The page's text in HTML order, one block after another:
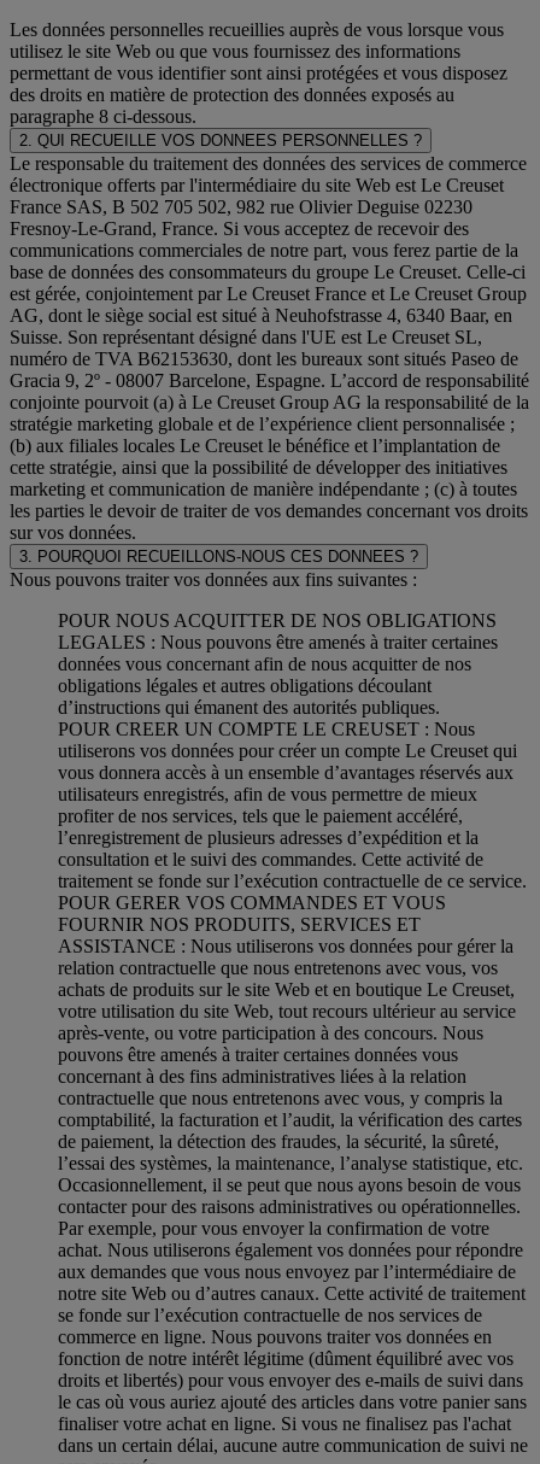
Les données personnelles recueillies auprès de vous lorsque vous
utilisez le site Web ou que vous fournissez des informations
permettant de vous identifier sont ainsi protégées et vous disposez
des droits en matière de protection des données exposés au
paragraphe 8 ci-dessous.
2. QUI RECUEILLE VOS DONNEES PERSONNELLES ?
Le responsable du traitement des données des services de commerce
électronique offerts par l'intermédiaire du site Web est Le Creuset
France SAS, B 502 705 502, 982 rue Olivier Deguise 02230
Fresnoy-Le-Grand, France. Si vous acceptez de recevoir des
communications commerciales de notre part, vous ferez partie de la
base de données des consommateurs du groupe Le Creuset. Celle-ci
est gérée, conjointement par Le Creuset France et Le Creuset Group
AG, dont le siège social est situé à Neuhofstrasse 4, 6340 Baar, en
Suisse. Son représentant désigné dans l'UE est Le Creuset SL,
numéro de TVA B62153630, dont les bureaux sont situés Paseo de
Gracia 9, 2º - 08007 Barcelone, Espagne. L’accord de responsabilité
conjointe pourvoit (a) à Le Creuset Group AG la responsabilité de la
stratégie marketing globale et de l’expérience client personnalisée ;
(b) aux filiales locales Le Creuset le bénéfice et l’implantation de
cette stratégie, ainsi que la possibilité de développer des initiatives
marketing et communication de manière indépendante ; (c) à toutes
les parties le devoir de traiter de vos demandes concernant vos droits
sur vos données.
3. POURQUOI RECUEILLONS-NOUS CES DONNEES ?
Nous pouvons traiter vos données aux fins suivantes :
POUR NOUS ACQUITTER DE NOS OBLIGATIONS
LEGALES : Nous pouvons être amenés à traiter certaines
données vous concernant afin de nous acquitter de nos
obligations légales et autres obligations découlant
d’instructions qui émanent des autorités publiques.
POUR CREER UN COMPTE LE CREUSET : Nous
utiliserons vos données pour créer un compte Le Creuset qui
vous donnera accès à un ensemble d’avantages réservés aux
utilisateurs enregistrés, afin de vous permettre de mieux
profiter de nos services, tels que le paiement accéléré,
l’enregistrement de plusieurs adresses d’expédition et la
consultation et le suivi des commandes. Cette activité de
traitement se fonde sur l’exécution contractuelle de ce service.
POUR GERER VOS COMMANDES ET VOUS
FOURNIR NOS PRODUITS, SERVICES ET
ASSISTANCE : Nous utiliserons vos données pour gérer la
relation contractuelle que nous entretenons avec vous, vos
achats de produits sur le site Web et en boutique Le Creuset,
votre utilisation du site Web, tout recours ultérieur au service
après-vente, ou votre participation à des concours. Nous
pouvons être amenés à traiter certaines données vous
concernant à des fins administratives liées à la relation
contractuelle que nous entretenons avec vous, y compris la
comptabilité, la facturation et l’audit, la vérification des cartes
de paiement, la détection des fraudes, la sécurité, la sûreté,
l’essai des systèmes, la maintenance, l’analyse statistique, etc.
Occasionnellement, il se peut que nous ayons besoin de vous
contacter pour des raisons administratives ou opérationnelles.
Par exemple, pour vous envoyer la confirmation de votre
achat. Nous utiliserons également vos données pour répondre
aux demandes que vous nous envoyez par l’intermédiaire de
notre site Web ou d’autres canaux. Cette activité de traitement
se fonde sur l’exécution contractuelle de nos services de
commerce en ligne. Nous pouvons traiter vos données en
fonction de notre intérêt légitime (dûment équilibré avec vos
droits et libertés) pour vous envoyer des e-mails de suivi dans
le cas où vous auriez ajouté des articles dans votre panier sans
finaliser votre achat en ligne. Si vous ne finalisez pas l'achat
dans un certain délai, aucune autre communication de suivi ne